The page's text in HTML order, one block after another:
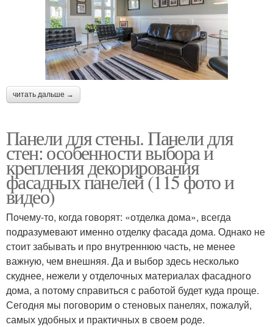
читать дальше →
Панели для стены. Панели для
стен: особенности выбора и
крепления декорирования
фасадных панелей (115 фото и
видео)
Почему-то, когда говорят: «отделка дома», всегда
подразумевают именно отделку фасада дома. Однако не
стоит забывать и про внутреннюю часть, не менее
важную, чем внешняя. Да и выбор здесь несколько
скуднее, нежели у отделочных материалах фасадного
дома, а потому справиться с работой будет куда проще.
Сегодня мы поговорим о стеновых панелях, пожалуй,
самых удобных и практичных в своем роде.